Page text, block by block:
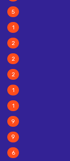
5
1
2
2
2
1
1
9
9
6